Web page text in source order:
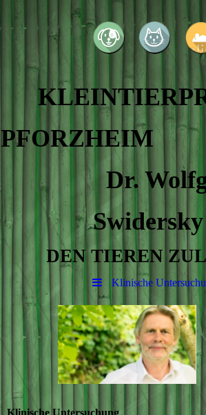
Dr.
Swidersky
DEN TIEREN
Klinische
Klinische Untersuchung